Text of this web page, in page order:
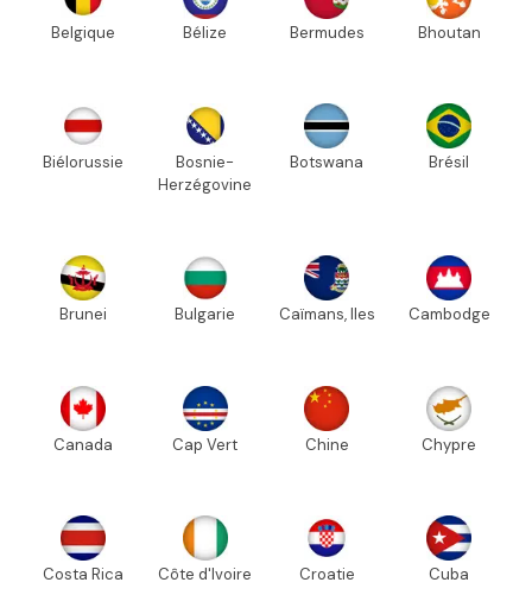
Belgique Bélize Bermudes Bhoutan
Biélorussie
Bosnie-
Herzégovine
Botswana Brésil
Brunei Bulgarie Caïmans, Iles Cambodge
Canada Cap Vert Chine Chypre
Costa Rica Côte d'Ivoire Croatie Cuba